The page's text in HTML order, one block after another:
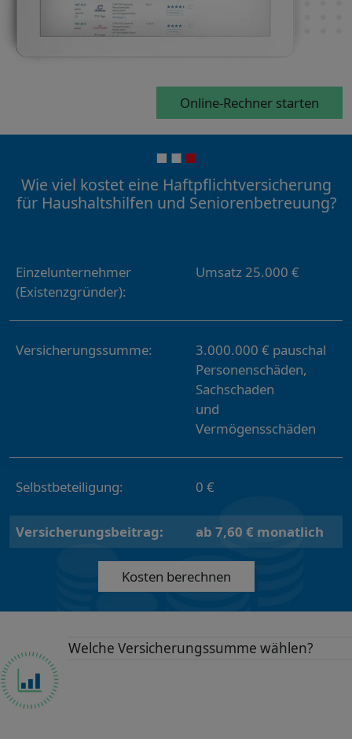
Online-Rechner starten
Wie viel kostet eine Haftpflichtversicherung
für Haushaltshilfen und Seniorenbetreuung?
Einzelunternehmer
(Existenzgründer):
Umsatz 25.000 €
Versicherungssumme:
3.000.000 € pauschal
Personenschäden,
Sachschaden
und
Vermögensschäden
Selbstbeteiligung: 0 €
Versicherungsbeitrag: ab 7,60 € monatlich
Kosten berechnen
Welche Versicherungssumme wählen?